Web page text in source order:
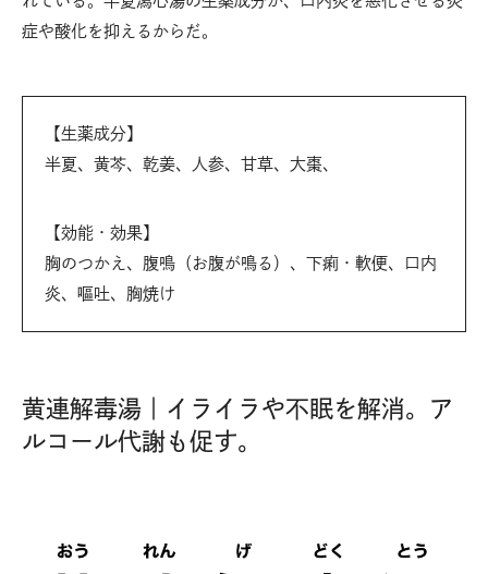
症や酸化を抑えるからだ。
【生薬成分】
半夏、黄芩、乾姜、人参、甘草、大棗、
【効能・効果】
胸のつかえ、腹鳴（お腹が鳴る）、下痢・軟便、口内
炎、嘔吐、胸焼け
黄連解毒湯｜イライラや不眠を解消。ア
ルコール代謝も促す。